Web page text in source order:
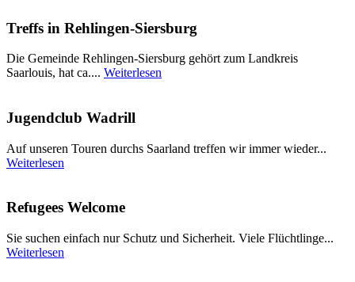
Treffs in Rehlingen-Siersburg
Die Gemeinde Rehlingen-Siersburg gehört zum Landkreis
Saarlouis, hat ca.... Weiterlesen
Jugendclub Wadrill
Auf unseren Touren durchs Saarland treffen wir immer wieder...
Weiterlesen
Refugees Welcome
Sie suchen einfach nur Schutz und Sicherheit. Viele Flüchtlinge...
Weiterlesen